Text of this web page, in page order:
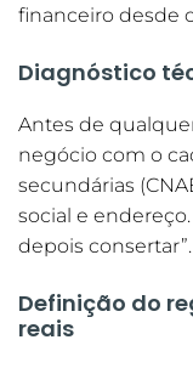
financeiro desde
Diagnóstico
Antes de
negócio com o
secundárias
social e
depois consertar”.
Definição do
reais